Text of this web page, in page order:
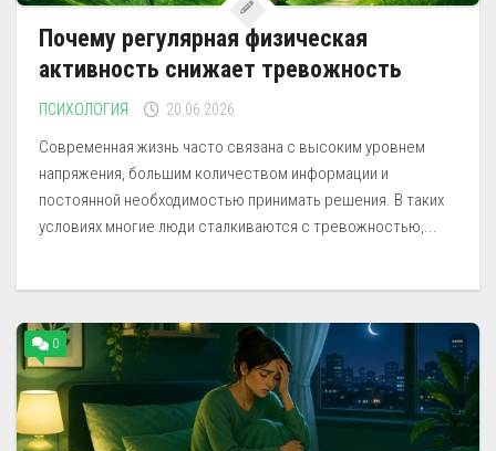
Почему регулярная физическая
активность снижает тревожность
ПСИХОЛОГИЯ 20.06.2026
Современная жизнь часто связана с высоким уровнем
напряжения, большим количеством информации и
постоянной необходимостью принимать решения. В таких
условиях многие люди сталкиваются с тревожностью,...
0